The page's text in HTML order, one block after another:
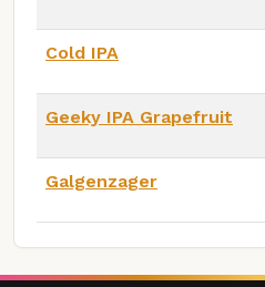
Cold IPA
Geeky IPA Grapefruit
Galgenzager